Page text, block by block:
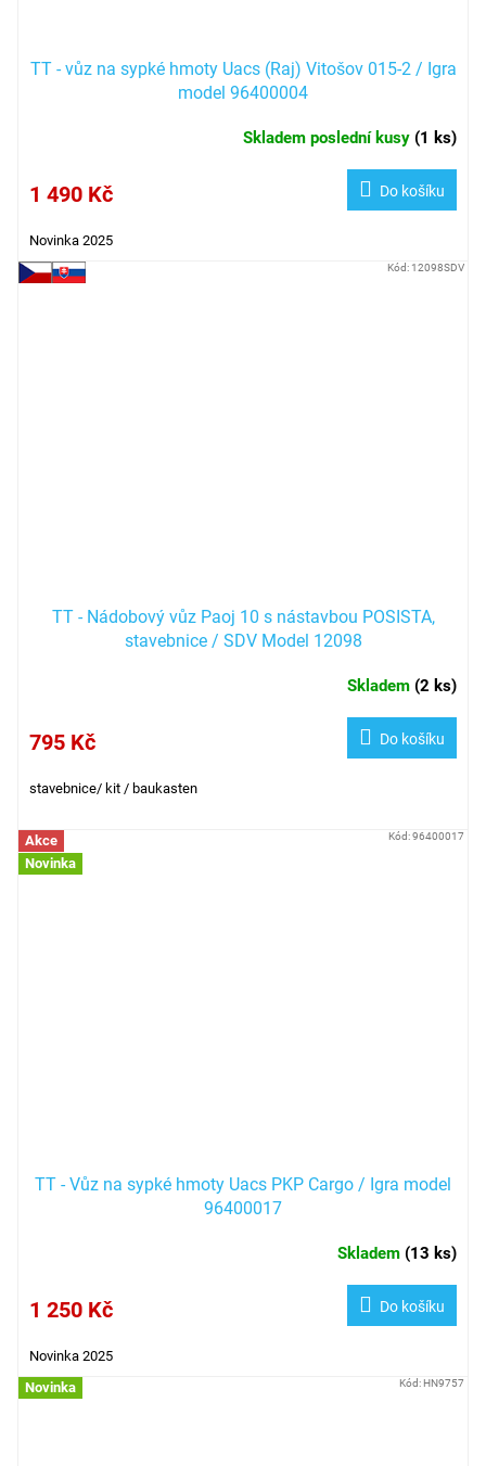
TT - vůz na sypké hmoty Uacs (Raj) Vitošov 015-2 / Igra
model 96400004
Skladem poslední kusy (1 ks)
1 490 Kč Do košíku
Novinka 2025
TT - Nádobový vůz Paoj 10 s nástavbou POSISTA,
stavebnice / SDV Model 12098
Skladem (2 ks)
795 Kč Do košíku
stavebnice/ kit / baukasten
Kód: 12098SDV
Akce
Novinka
TT - Vůz na sypké hmoty Uacs PKP Cargo / Igra model
96400017
Skladem (13 ks)
1 250 Kč Do košíku
Novinka 2025
Kód:96400017
Novinka Kód:HN9757